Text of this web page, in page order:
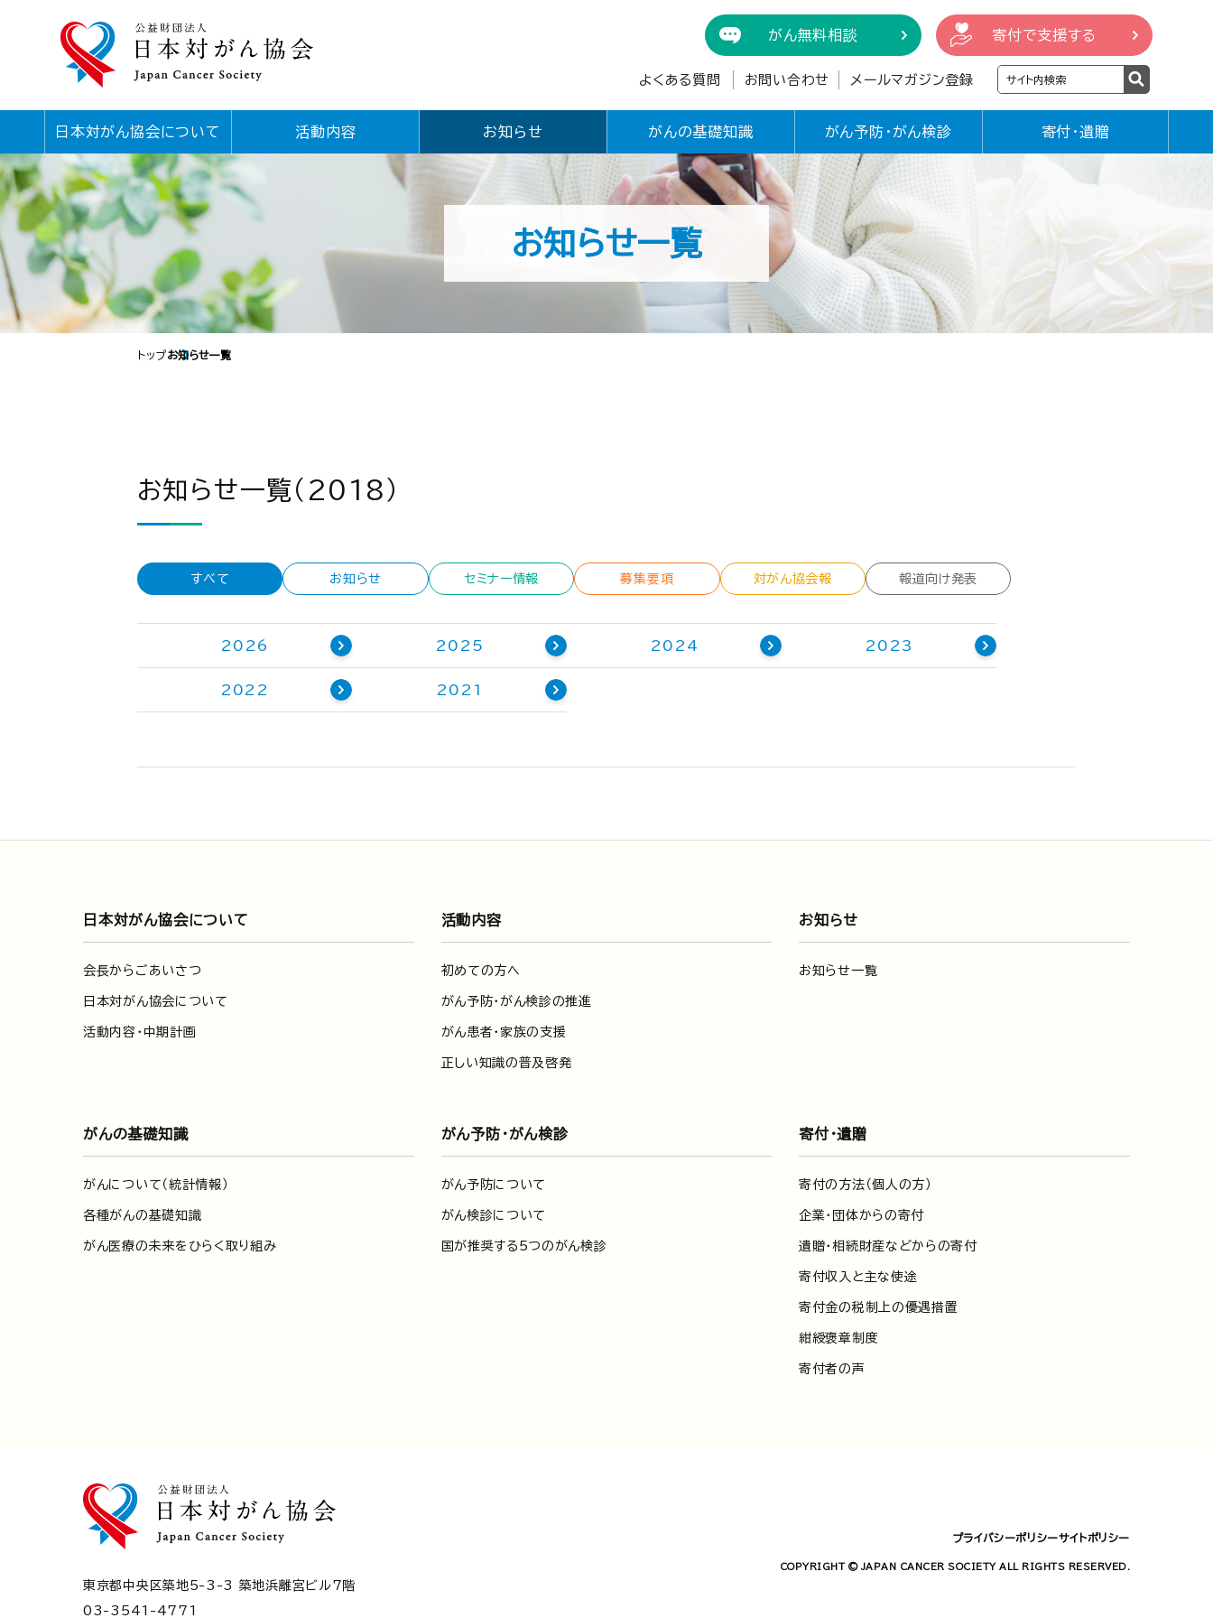
がん無料相談 寄付で支援する
よくある質問 お問い合わせ メールマガジン登録
日本対がん協会について 活動内容 お知らせ がんの基礎知識 がん予防・がん検診 寄付・遺贈
お知らせ一覧
トップお知らせ一覧
お知らせ一覧（2018）
すべて お知らせ セミナー情報 募集要項 対がん協会報 報道向け発表
2026 2025 2024 2023
2022 2021
日本対がん協会について
会長からごあいさつ
日本対がん協会について
活動内容・中期計画
活動内容
初めての方へ
がん予防・がん検診の推進
がん患者・家族の支援
正しい知識の普及啓発
お知らせ
お知らせ一覧
がんの基礎知識
がんについて（統計情報）
各種がんの基礎知識
がん医療の未来をひらく取り組み
がん予防・がん検診
がん予防について
がん検診について
国が推奨する5つのがん検診
寄付・遺贈
寄付の方法（個人の方）
企業・団体からの寄付
遺贈・相続財産などからの寄付
寄付収入と主な使途
寄付金の税制上の優遇措置
紺綬褒章制度
寄付者の声
東京都中央区築地5-3-3 築地浜離宮ビル7階
03-3541-4771
プライバシーポリシーサイトポリシー
COPYRIGHT © JAPAN CANCER SOCIETY ALL RIGHTS RESERVED.